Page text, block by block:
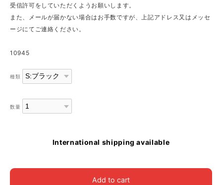
受信許可をしていただくようお願いします。
また、メールが届かない場合はお手数ですが、上記アドレス又はメッセ
ージにてご連絡ください。
10945
種類
数量
International shipping available
Add to cart